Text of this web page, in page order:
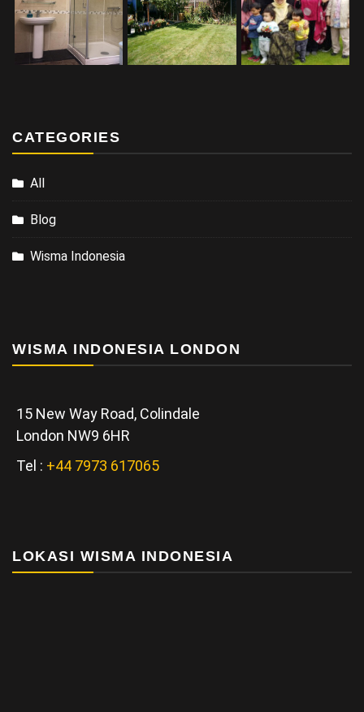
CATEGORIES
All
Blog
Wisma Indonesia
WISMA INDONESIA LONDON
15 New Way Road, Colindale
London NW9 6HR
Tel : +44 7973 617065
LOKASI WISMA INDONESIA